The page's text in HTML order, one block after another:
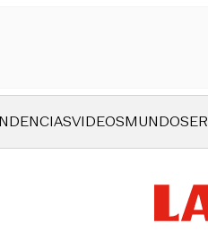
VIDEOSMUNDO